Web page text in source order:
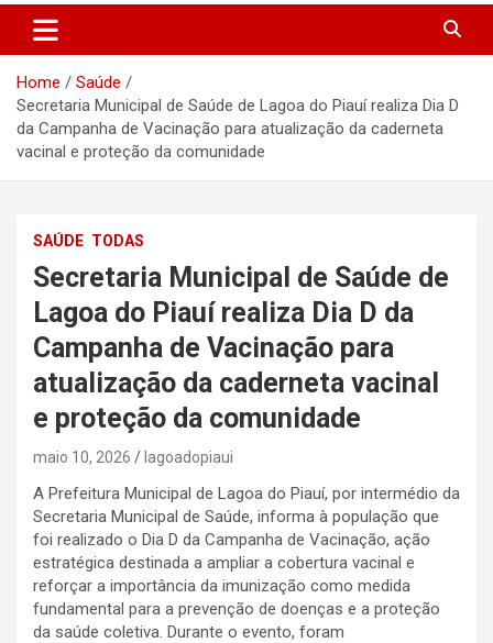
Home
Saúde
Secretaria Municipal de Saúde de Lagoa do Piauí realiza Dia D
da Campanha de Vacinação para atualização da caderneta
vacinal e proteção da comunidade
SAÚDE TODAS
Secretaria Municipal de Saúde de
Lagoa do Piauí realiza Dia D da
Campanha de Vacinação para
atualização da caderneta vacinal
e proteção da comunidade
maio 10, 2026 lagoadopiaui
A Prefeitura Municipal de Lagoa do Piauí, por intermédio da
Secretaria Municipal de Saúde, informa à população que
foi realizado o Dia D da Campanha de Vacinação, ação
estratégica destinada a ampliar a cobertura vacinal e
reforçar a importância da imunização como medida
fundamental para a prevenção de doenças e a proteção
da saúde coletiva. Durante o evento, foram